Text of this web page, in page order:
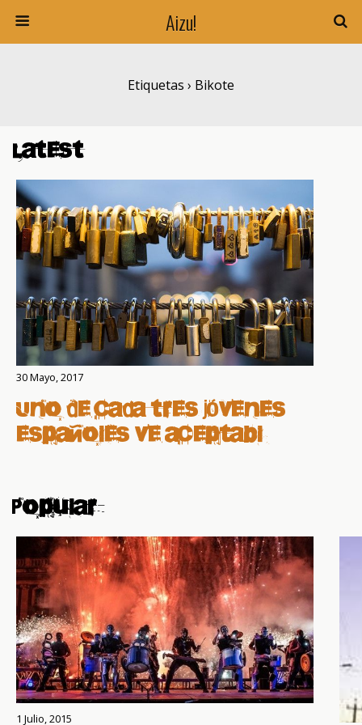
Aizu!
Etiquetas › Bikote
Latest
30 Mayo, 2017
Uno de cada tres jóvenes
españoles ve aceptable
Popular
1 Julio, 2015